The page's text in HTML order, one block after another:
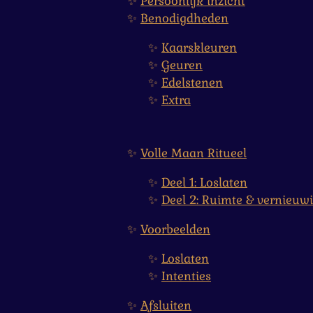
✨ Benodigdheden
✨ Kaarskleuren
✨ Geuren
✨ Edelstenen
✨ Extra
✨ Volle Maan Ritueel
✨ Deel 1: Loslaten
✨ Deel 2: Ruimte &
✨ Voorbeelden
✨ Loslaten
✨ Intenties
✨ Afsluiten